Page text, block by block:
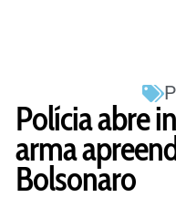
Polícia abre
arma
Bolsonaro